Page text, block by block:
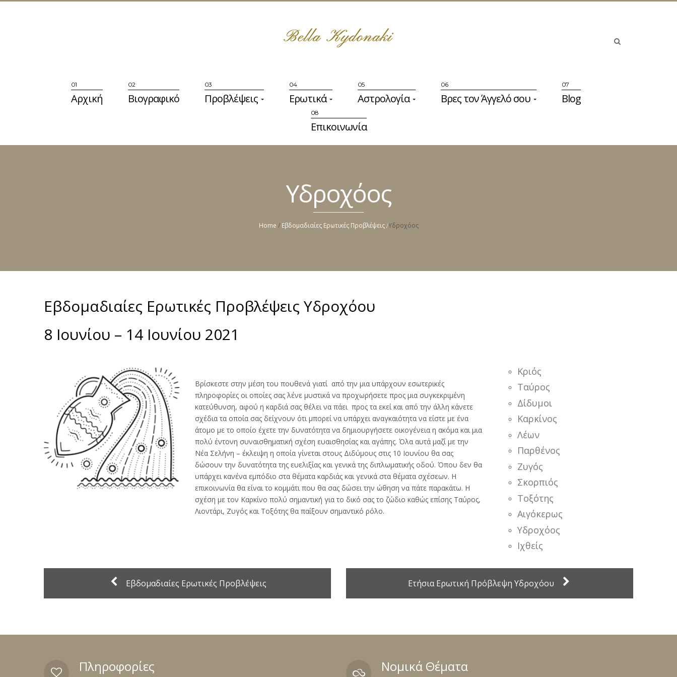
Αρχική Βιογραφικό Προβλέψεις Ερωτικά Αστρολογία Βρες τον Άγγελό σου Blog
Επικοινωνία
Home / Εβδομαδιαίες Ερωτικές Προβλέψεις/Υδροχόος
Υδροχόος
Εβδομαδιαίες Ερωτικές Προβλέψεις Υδροχόου
8 Ιουνίου – 14 Ιουνίου 2021
Βρίσκεστε στην μέση του πουθενά γιατί από την μια υπάρχουν εσωτερικές
πληροφορίες οι οποίες σας λένε μυστικά να προχωρήσετε προς μια συγκεκριμένη
κατεύθυνση, αφού η καρδιά σας θέλει να πάει προς τα εκεί και από την άλλη κάνετε
σχέδια τα οποία σας δείχνουν ότι μπορεί να υπάρχει αναγκαιότητα να είστε με ένα
άτομο με το οποίο έχετε την δυνατότητα να δημιουργήσετε οικογένεια η ακόμα και μια
πολύ έντονη συναισθηματική σχέση ευαισθησίας και αγάπης. Όλα αυτά μαζί με την
Νέα Σελήνη – έκλειψη η οποία γίνεται στους Διδύμους στις 10 Ιουνίου θα σας
δώσουν την δυνατότητα της ευελιξίας και γενικά της διπλωματικής οδού. Όπου δεν θα
υπάρχει κανένα εμπόδιο στα θέματα καρδιάς και γενικά στα θέματα σχέσεων. Η
επικοινωνία θα είναι το κομμάτι που θα σας δώσει την ώθηση να πάτε παρακάτω. Η
σχέση με τον Καρκίνο πολύ σημαντική για το δικό σας το ζώδιο καθώς επίσης Ταύρος,
Λιοντάρι, Ζυγός και Τοξότης θα παίξουν σημαντικό ρόλο.
Κριός
Ταύρος
Δίδυμοι
Καρκίνος
Λέων
Παρθένος
Ζυγός
Σκορπιός
Τοξότης
Αιγόκερως
Υδροχόος
Ιχθείς
Εβδομαδιαίες Ερωτικές Προβλέψεις Ετήσια Ερωτική Πρόβλεψη Υδροχόου
Πληροφορίες Νομικά Θέματα